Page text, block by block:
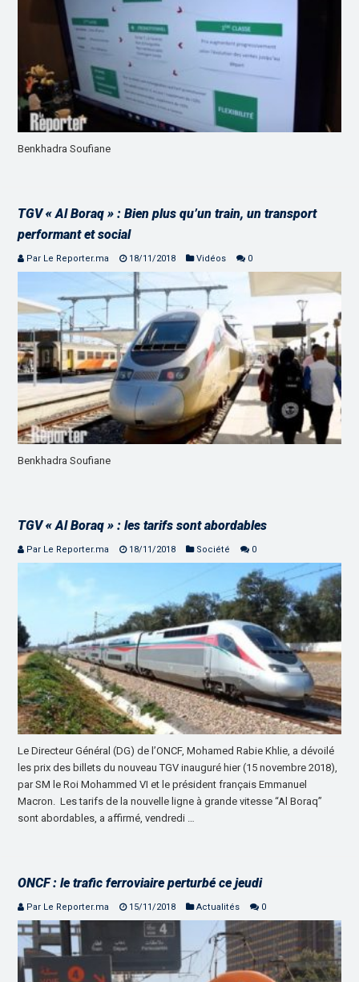
Benkhadra Soufiane
TGV « Al Boraq » : Bien plus qu’un train, un transport
performant et social
Par Le Reporter.ma 18/11/2018 Vidéos 0
Benkhadra Soufiane
TGV « Al Boraq » : les tarifs sont abordables
Par Le Reporter.ma 18/11/2018 Société 0
Le Directeur Général (DG) de l’ONCF, Mohamed Rabie Khlie, a dévoilé
les prix des billets du nouveau TGV inauguré hier (15 novembre 2018),
par SM le Roi Mohammed VI et le président français Emmanuel
Macron. Les tarifs de la nouvelle ligne à grande vitesse “Al Boraq”
sont abordables, a affirmé, vendredi …
ONCF : le trafic ferroviaire perturbé ce jeudi
Par Le Reporter.ma 15/11/2018 Actualités 0